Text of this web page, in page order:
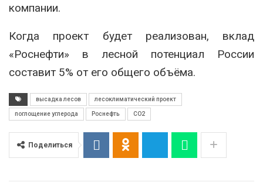
компании.
Когда проект будет реализован, вклад
«Роснефти» в лесной потенциал России
составит 5% от его общего объёма.
высадка лесов лесоклиматический проект
поглощение углерода Роснефть СО2
Поделиться